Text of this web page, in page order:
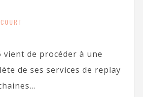
vient de procéder à une
de ses services de replay